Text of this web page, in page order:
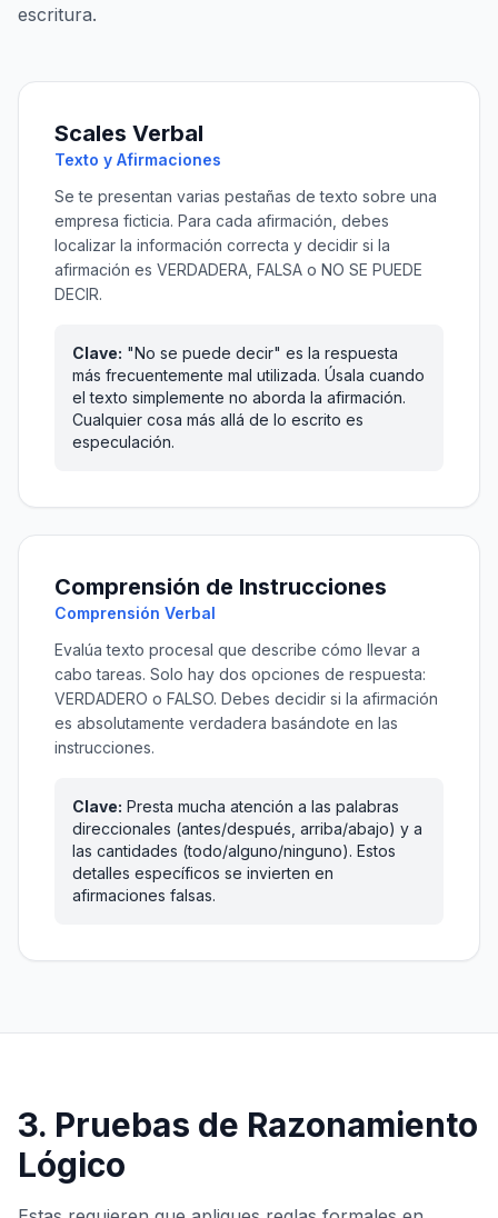
escritura.
Scales Verbal
Texto y Afirmaciones
Se te presentan varias pestañas de texto sobre una
empresa ficticia. Para cada afirmación, debes
localizar la información correcta y decidir si la
afirmación es VERDADERA, FALSA o NO SE PUEDE
DECIR.
Clave: "No se puede decir" es la respuesta
más frecuentemente mal utilizada. Úsala cuando
el texto simplemente no aborda la afirmación.
Cualquier cosa más allá de lo escrito es
especulación.
Comprensión de Instrucciones
Comprensión Verbal
Evalúa texto procesal que describe cómo llevar a
cabo tareas. Solo hay dos opciones de respuesta:
VERDADERO o FALSO. Debes decidir si la afirmación
es absolutamente verdadera basándote en las
instrucciones.
Clave: Presta mucha atención a las palabras
direccionales (antes/después, arriba/abajo) y a
las cantidades (todo/alguno/ninguno). Estos
detalles específicos se invierten en
afirmaciones falsas.
3. Pruebas de Razonamiento
Lógico